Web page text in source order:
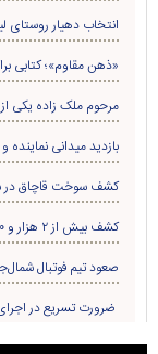
انتخاب دهیار روستای
«ذهن مقاوم»؛ کتابی
مرحوم ملک زاده یکی
بازدید میدانی نماینده
کشف سوخت قاچاق در
کشف بیش از ۲ هزار و ۶۰۰ قطعه مرغ زنده بدون مجوز در سیاهکل
صعود تیم فوتبال
ضرورت تسریع در